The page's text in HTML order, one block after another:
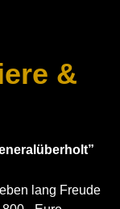
&
lang Freude